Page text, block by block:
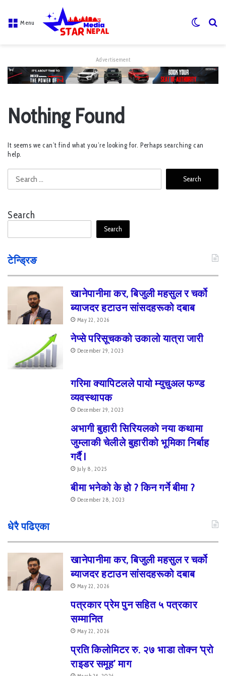
Menu
Switch
Advertisement
Nothing Found
It seems we can’t find what you’re looking for. Perhaps searching can
help.
Search
Search
टेन्ड्रिङ
खानेपानीमा कर, बिजुली महसुल र चर्को
ब्याजदर हटाउन सांसदहरूको दबाब
May 22, 2026
नेप्से परिसूचकको उकालो यात्रा जारी
December 29, 2023
गरिमा क्यापिटलले पायो म्युचुअल फण्ड
व्यवस्थापक
December 29, 2023
अभागी बुहारी सिरियलको नया कथामा
जुम्लाकी चेलीले बुहारीको भूमिका निर्बाह
गर्दै I
July 8, 2025
बीमा भनेको के हो ? किन गर्ने बीमा ?
December 28, 2023
धेरै पढिएका
खानेपानीमा कर, बिजुली महसुल र चर्को
ब्याजदर हटाउन सांसदहरूको दबाब
May 22, 2026
पत्रकार प्रेम पुन सहित ५ पत्रकार
सम्मानित
May 22, 2026
प्रति किलोमिटर रु. २७ भाडा तोक्न ‘प्रो
राइडर समूह’ माग